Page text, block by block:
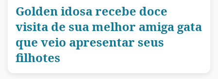
Golden idosa recebe doce
visita de sua melhor amiga gata
que veio apresentar seus
filhotes